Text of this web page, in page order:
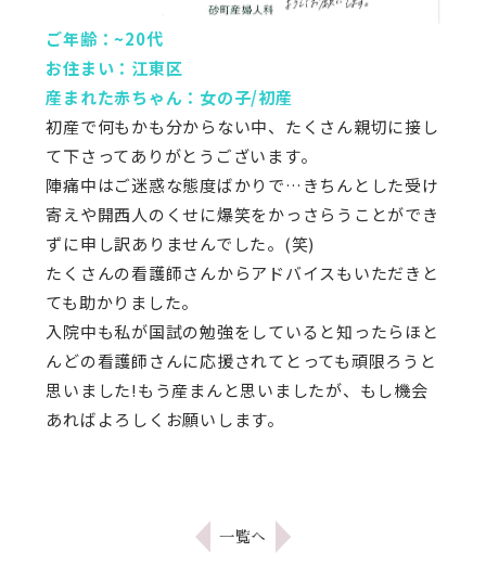
ご年齢：~20代
お住まい：江東区
産まれた赤ちゃん：女の子/初産
初産で何もかも分からない中、たくさん親切に接し
て下さってありがとうございます。
陣痛中はご迷惑な態度ばかりで…きちんとした受け
寄えや開西人のくせに爆笑をかっさらうことができ
ずに申し訳ありませんでした。(笑)
たくさんの看護師さんからアドバイスもいただきと
ても助かりました。
入院中も私が国試の勉強をしていると知ったらほと
んどの看護師さんに応援されてとっても頑限ろうと
思いました!もう産まんと思いましたが、もし機会
あればよろしくお願いします。
一覧へ